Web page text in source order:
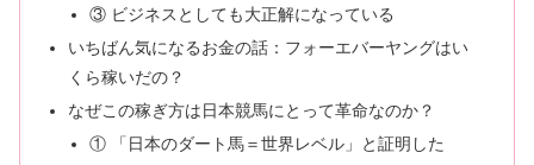
③ ビジネスとしても大正解になっている
いちばん気になるお金の話：フォーエバーヤングはい
くら稼いだの？
なぜこの稼ぎ方は日本競馬にとって革命なのか？
① 「日本のダート馬＝世界レベル」と証明した